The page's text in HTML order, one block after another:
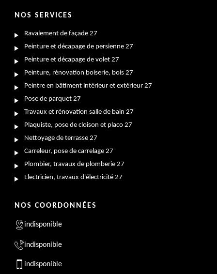
NOS SERVICES
Ravalement de façade 27
Peinture et décapage de persienne 27
Peinture et décapage de volet 27
Peinture, rénovation boiserie, bois 27
Peintre en bâtiment intérieur et extérieur 27
Pose de parquet 27
Travaux et rénovation salle de bain 27
Plaquiste, pose de cloison et placo 27
Nettoyage de terrasse 27
Carreleur, pose de carrelage 27
Plombier, travaux de plomberie 27
Electricien, travaux d'électricité 27
NOS COORDONNÉES
indisponible
indisponible
indisponible